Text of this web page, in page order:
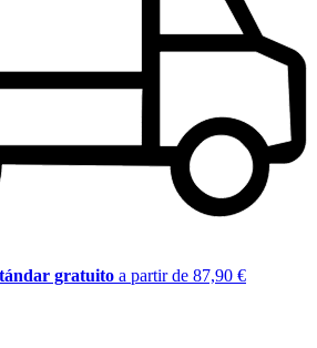
gratuito a partir de 87,90 €